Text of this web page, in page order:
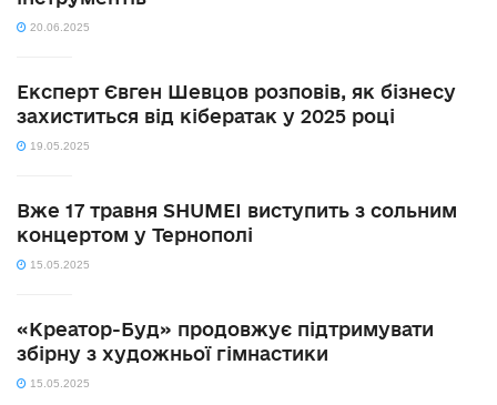
20.06.2025
Експерт Євген Шевцов розповів, як бізнесу
захиститься від кібератак у 2025 році
19.05.2025
Вже 17 травня SHUMEI виступить з сольним
концертом у Тернополі
15.05.2025
«Креатор-Буд» продовжує підтримувати
збірну з художньої гімнастики
15.05.2025